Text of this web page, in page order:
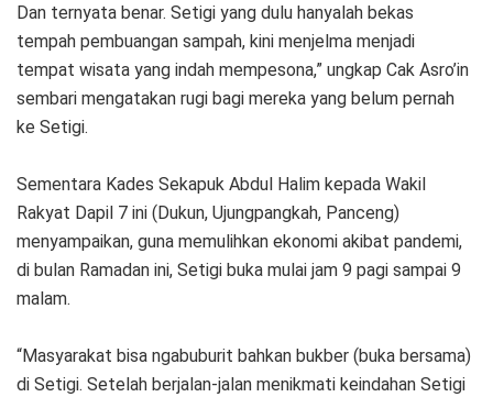
Dan ternyata benar. Setigi yang dulu hanyalah bekas
tempah pembuangan sampah, kini menjelma menjadi
tempat wisata yang indah mempesona,” ungkap Cak Asro’in
sembari mengatakan rugi bagi mereka yang belum pernah
ke Setigi.
Sementara Kades Sekapuk Abdul Halim kepada Wakil
Rakyat Dapil 7 ini (Dukun, Ujungpangkah, Panceng)
menyampaikan, guna memulihkan ekonomi akibat pandemi,
di bulan Ramadan ini, Setigi buka mulai jam 9 pagi sampai 9
malam.
“Masyarakat bisa ngabuburit bahkan bukber (buka bersama)
di Setigi. Setelah berjalan-jalan menikmati keindahan Setigi